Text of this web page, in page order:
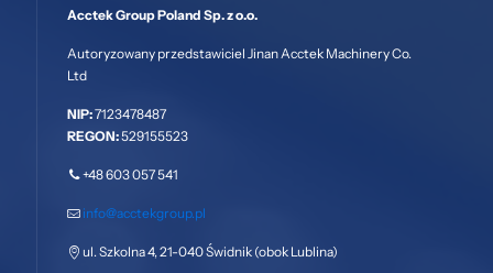
Acctek Group Poland Sp. z o.o.
Autoryzowany przedstawiciel Jinan Acctek Machinery Co.
Ltd
NIP:7123478487
REGON:529155523
+48 603 057 541
info@acctekgroup.pl
ul. Szkolna 4, 21-040 Świdnik (obok Lublina)